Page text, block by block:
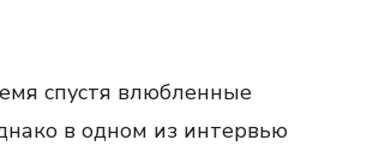
спустя влюбленные
в одном из интервью